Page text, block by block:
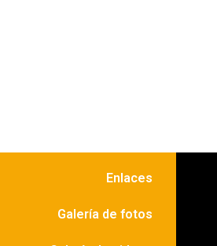
Enlaces
Galería de fotos